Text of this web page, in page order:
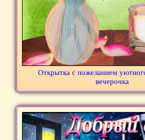
Открытка с пожеланием
вечерочка